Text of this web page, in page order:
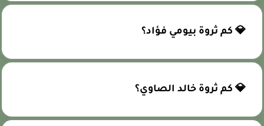
💎 كم ثروة بيومي فؤاد؟
💎 كم ثروة خالد الصاوي؟